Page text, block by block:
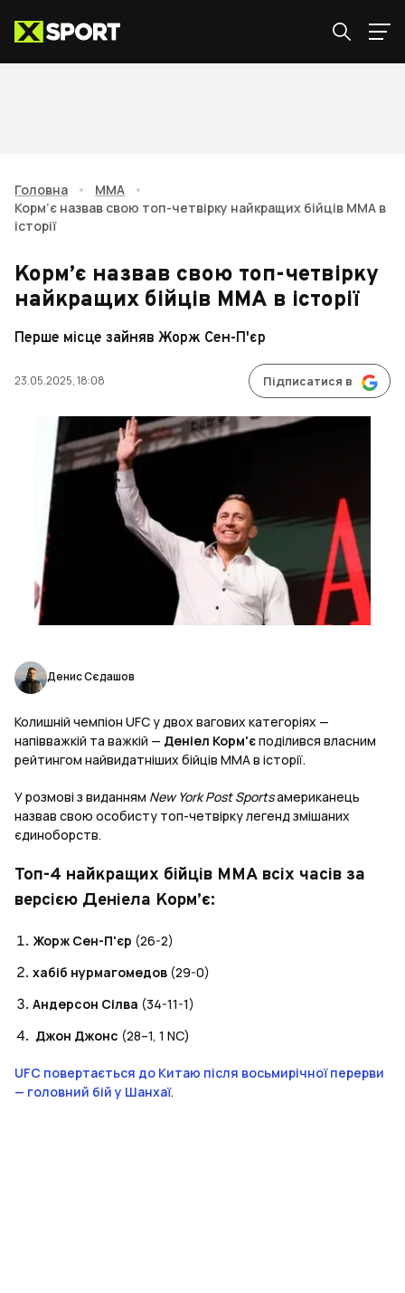
Головна • ММА
•
Корм’є назвав свою топ-четвірку найкращих бійців ММА в
історії
Корм’є назвав свою топ-четвірку
найкращих бійців ММА в історії
Перше місце зайняв Жорж Сен-П'єр
23.05.2025, 18:08 Підписатися в
Денис Сєдашов
Колишній чемпіон UFC у двох вагових категоріях —
напівважкій та важкій — Деніел Корм'єподілився власним
рейтингом найвидатніших бійців ММА в історії.
У розмові з виданням New York Post Sportsамериканець
назвав свою особисту топ-четвірку легенд змішаних
єдиноборств.
Топ-4 найкращих бійців ММА всіх часів за
версією Деніела Корм’є:
Жорж Сен-П'єр (26-2)
хабіб нурмагомедов (29-0)
Андерсон Сілва (34-11-1)
Джон Джонс (28–1, 1 NC)
UFC повертається до Китаю після восьмирічної перерви
— головний бій у Шанхаї.